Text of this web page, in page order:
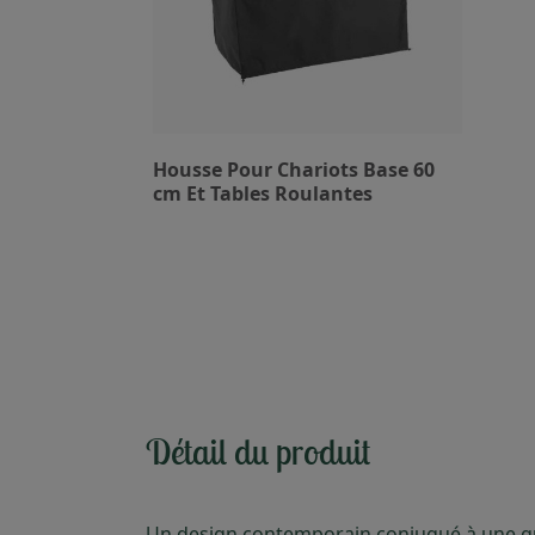
Housse Pour Chariots Base 60
cm Et Tables Roulantes
Détail du produit